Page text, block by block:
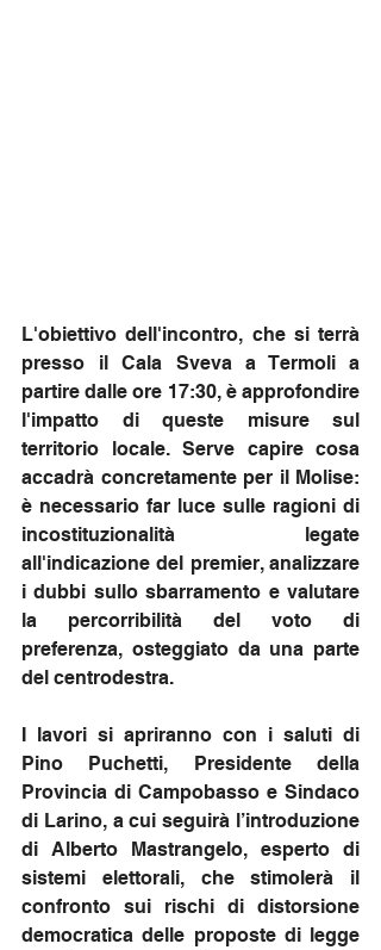
L'obiettivo dell'incontro, che si terrà
presso il Cala Sveva a Termoli a
partire dalle ore 17:30, è approfondire
l'impatto di queste misure sul
territorio locale. Serve capire cosa
accadrà concretamente per il Molise:
è necessario far luce sulle ragioni di
incostituzionalità legate
all'indicazione del premier, analizzare
i dubbi sullo sbarramento e valutare
la percorribilità del voto di
preferenza, osteggiato da una parte
del centrodestra.
I lavori si apriranno con i saluti di
Pino Puchetti, Presidente della
Provincia di Campobasso e Sindaco
di Larino, a cui seguirà l’introduzione
di Alberto Mastrangelo, esperto di
sistemi elettorali, che stimolerà il
confronto sui rischi di distorsione
democratica delle proposte di legge